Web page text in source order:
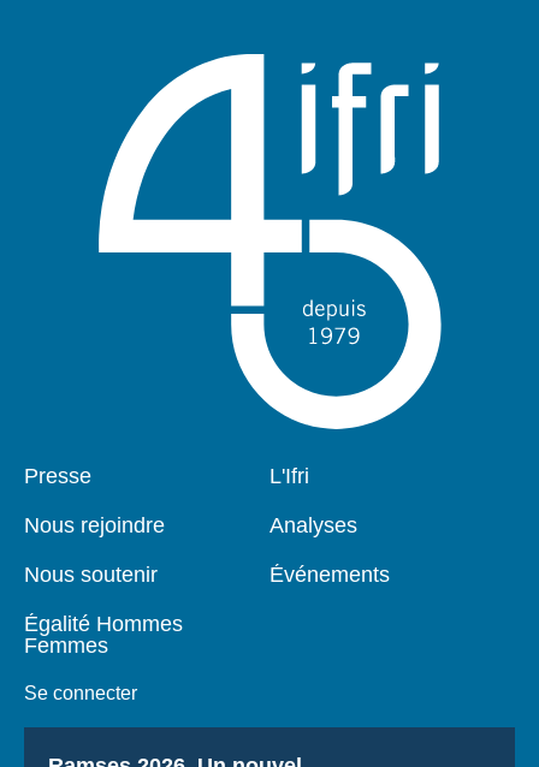
Pied
Presse
Nous rejoindre
Nous soutenir
Égalité Hommes
Femmes
Se connecter
Navigation
L'Ifri
Analyses
Événements